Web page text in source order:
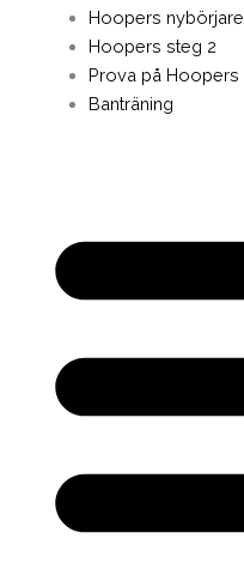
Hoopers nybörjare
Hoopers steg 2
Prova på Hoopers
Banträning